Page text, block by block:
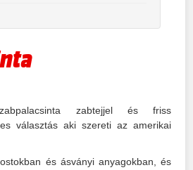
zabtejjel és friss
választás aki szereti az amerikai
és ásványi anyagokban, és